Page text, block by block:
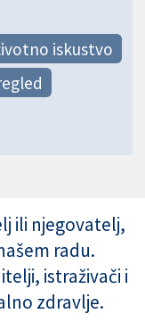
iskustvo
ili njegovatelj,
radu.
istraživači i
zdravlje.